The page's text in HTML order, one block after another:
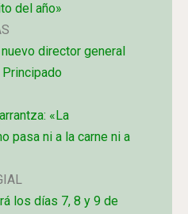
del año»
director general
«La
pasa ni a la carne ni a
los días 7, 8 y 9 de